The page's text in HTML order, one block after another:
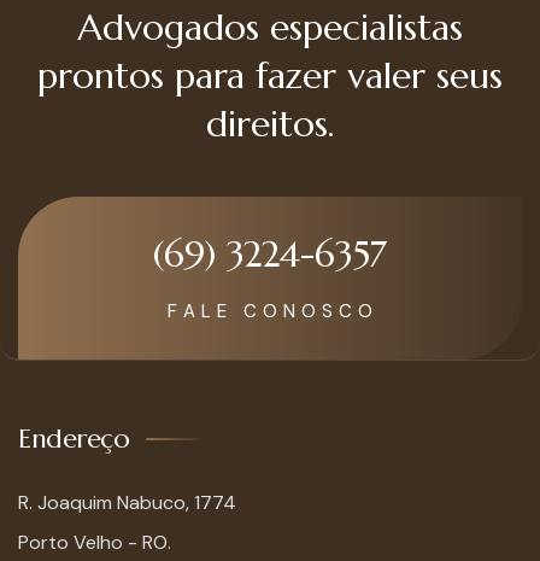
Advogados especialistas
prontos para fazer valer seus
direitos.
(69) 3224-6357
F A L E C O N O S C O
Endereço
R. Joaquim Nabuco, 1774
Porto Velho - RO.